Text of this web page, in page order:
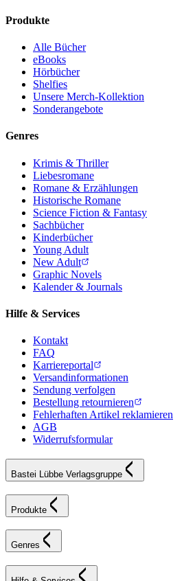
Produkte
Alle Bücher
eBooks
Hörbücher
Shelfies
Unsere Merch-Kollektion
Sonderangebote
Genres
Krimis & Thriller
Liebesromane
Romane & Erzählungen
Historische Romane
Science Fiction & Fantasy
Sachbücher
Kinderbücher
Young Adult
New Adult
Graphic Novels
Kalender & Journals
Hilfe & Services
Kontakt
FAQ
Karriereportal
Versandinformationen
Sendung verfolgen
Bestellung retournieren
Fehlerhaften Artikel reklamieren
AGB
Widerrufsformular
Bastei Lübbe Verlagsgruppe
Produkte
Genres